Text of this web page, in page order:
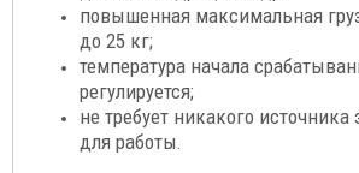
повышенная максимальная
до 25 кг;
температура начала
регулируется;
не требует никакого источника
для работы.